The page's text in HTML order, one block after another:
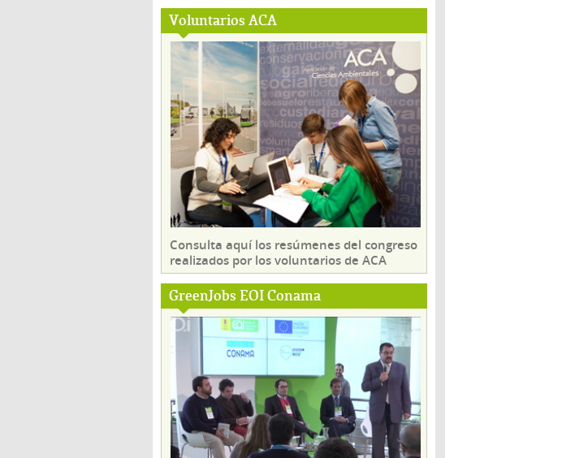
Voluntarios ACA
Consulta aquí los resúmenes del congreso
realizados por los voluntarios de ACA
GreenJobs EOI Conama